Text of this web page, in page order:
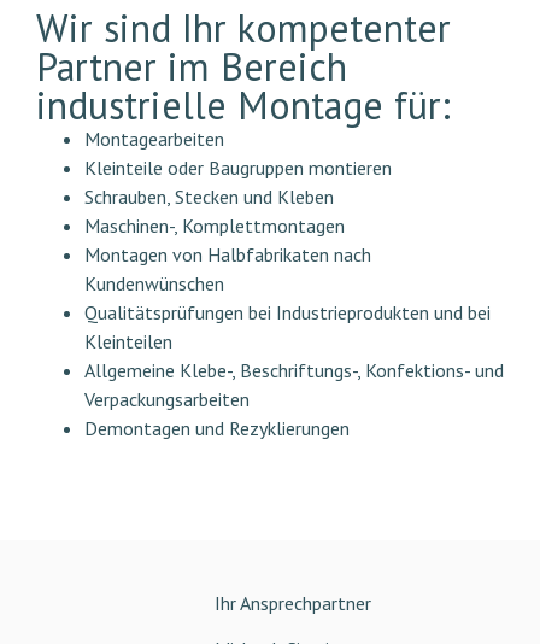
Wir sind Ihr kompetenter
Partner im Bereich
industrielle Montage für:
Montagearbeiten
Kleinteile oder Baugruppen montieren
Schrauben, Stecken und Kleben
Maschinen-, Komplettmontagen
Montagen von Halbfabrikaten nach
Kundenwünschen
Qualitätsprüfungen bei Industrieprodukten und bei
Kleinteilen
Allgemeine Klebe-, Beschriftungs-, Konfektions- und
Verpackungsarbeiten
Demontagen und Rezyklierungen
Ihr Ansprechpartner